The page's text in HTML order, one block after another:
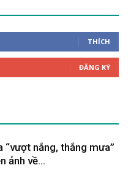
THÍCH
ĐĂNG KÝ
“vượt nắng, thắng mưa”
ảnh về...